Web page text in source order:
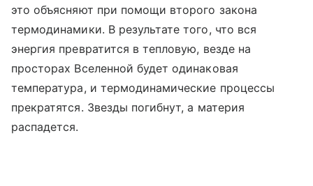
это объясняют при помощи второго закона
термодинамики. В результате того, что вся
энергия превратится в тепловую, везде на
просторах Вселенной будет одинаковая
температура, и термодинамические процессы
прекратятся. Звезды погибнут, а материя
распадется.